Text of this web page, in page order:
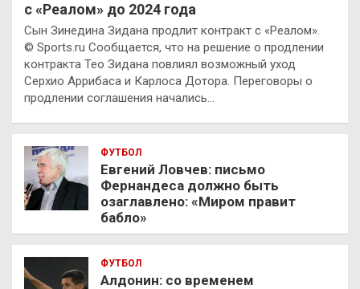
с «Реалом» до 2024 года
Сын Зинедина Зидана продлит контракт с «Реалом».
© Sports.ru Сообщается, что на решение о продлении
контракта Тео Зидана повлиял возможный уход
Серхио Аррибаса и Карлоса Дотора. Переговоры о
продлении соглашения начались…
ФУТБОЛ
Евгений Ловчев: письмо
Фернандеса должно быть
озаглавлено: «Миром правит
бабло»
ФУТБОЛ
Алдонин: со временем